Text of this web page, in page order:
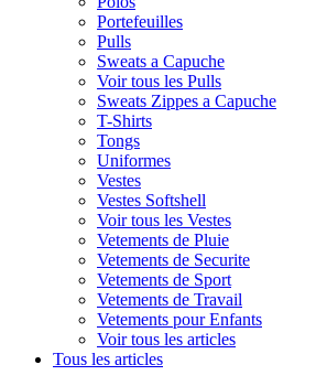
Portefeuilles
Pulls
Sweats a Capuche
Voir tous les Pulls
Sweats Zippes a Capuche
T-Shirts
Tongs
Uniformes
Vestes
Vestes Softshell
Voir tous les Vestes
Vetements de Pluie
Vetements de Securite
Vetements de Sport
Vetements de Travail
Vetements pour Enfants
Voir tous les articles
Tous les articles